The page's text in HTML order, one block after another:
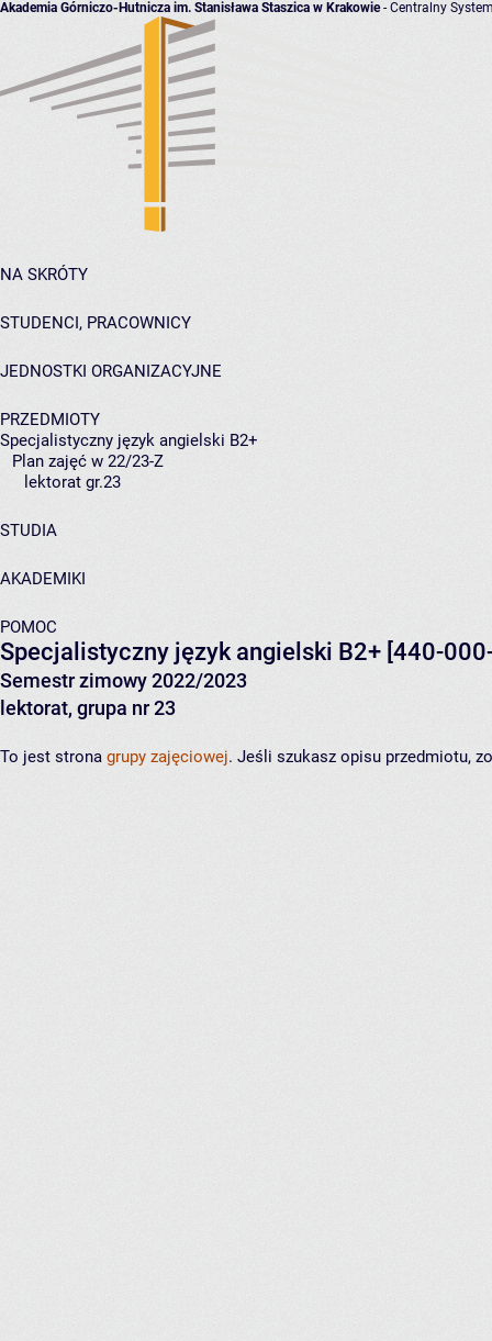
Akademia Górniczo-Hutnicza im. Stanisława Staszica w Krakowie- Centralny
NA SKRÓTY
STUDENCI, PRACOWNICY
JEDNOSTKI ORGANIZACYJNE
PRZEDMIOTY
Specjalistyczny język angielski B2+
Plan zajęć w 22/23-Z
lektorat gr.23
STUDIA
AKADEMIKI
POMOC
Specjalistyczny język angielski B2+ [440-
Semestr zimowy 2022/2023
lektorat, grupa nr 23
To jest strona grupy zajęciowej. Jeśli szukasz opisu przedmiotu,